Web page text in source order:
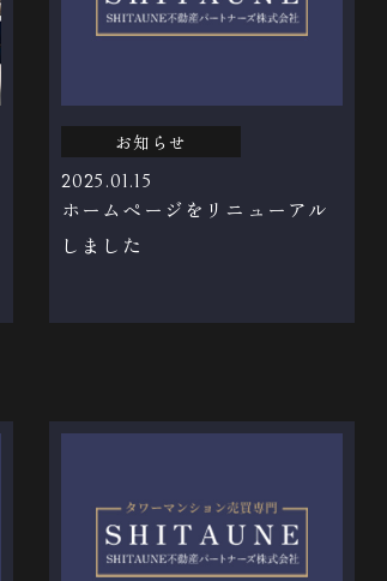
お知らせ
2025.01.15
ホームページをリニューアル
しました